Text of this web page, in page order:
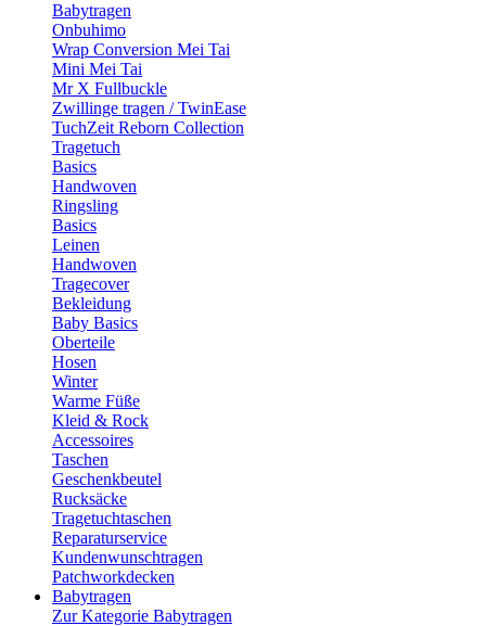
Babytragen
Onbuhimo
Wrap Conversion Mei Tai
Mini Mei Tai
Mr X Fullbuckle
Zwillinge tragen / TwinEase
TuchZeit Reborn Collection
Tragetuch
Basics
Handwoven
Ringsling
Basics
Leinen
Handwoven
Tragecover
Bekleidung
Baby Basics
Oberteile
Hosen
Winter
Warme Füße
Kleid & Rock
Accessoires
Taschen
Geschenkbeutel
Rucksäcke
Tragetuchtaschen
Reparaturservice
Kundenwunschtragen
Patchworkdecken
Babytragen
Zur Kategorie Babytragen